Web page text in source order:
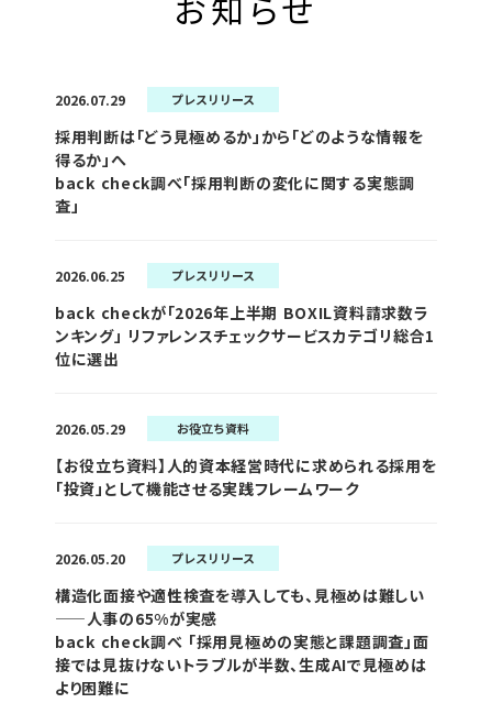
2026.07.29 プレスリリース
採用判断は「どう見極めるか」から「どのような情報を
得るか」へ
back check調べ「採用判断の変化に関する実態調
査」
2026.06.25 プレスリリース
back checkが「2026年上半期 BOXIL資料請求数ラ
ンキング」 リファレンスチェックサービスカテゴリ総合1
位に選出
2026.05.29 お役立ち資料
【お役立ち資料】人的資本経営時代に求められる採用を
「投資」として機能させる実践フレームワーク
2026.05.20 プレスリリース
構造化面接や適性検査を導入しても、見極めは難しい
——人事の65%が実感
back check調べ 「採用見極めの実態と課題調査」面
接では見抜けないトラブルが半数、生成AIで見極めは
より困難に